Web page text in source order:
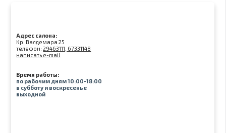
Адрес салона:
Kр. Валдемара 25
телефон:29463111, 67331148
написать e-mail
Время работы:
по рабочим дням 10:00-18:00
в субботу и воскресенье
выходной